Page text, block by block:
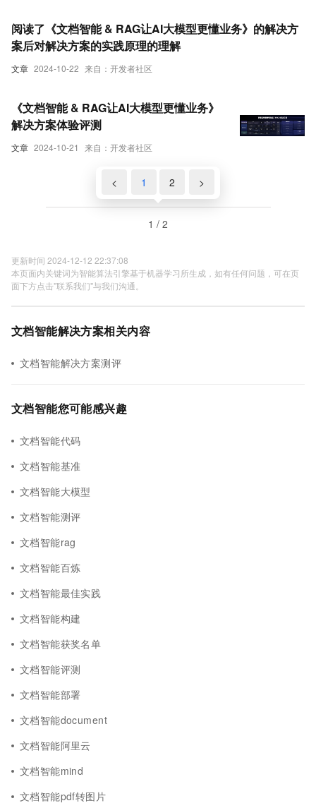
文章 2024-10-22 来自：开发者社区
阅读了《文档智能 & RAG让AI大模型更懂业务》的解决方
案后对解决方案的实践原理的理解
文章 2024-10-21 来自：开发者社区
《文档智能 & RAG让AI大模型更懂业务》
解决方案体验评测
< 1 2 >
1 / 2
更新时间 2024-12-12 22:37:08
本页面内关键词为智能算法引擎基于机器学习所生成，如有任何问题，可在页
面下方点击"联系我们"与我们沟通。
文档智能解决方案相关内容
文档智能解决方案测评
文档智能您可能感兴趣
文档智能代码
文档智能基准
文档智能大模型
文档智能测评
文档智能rag
文档智能百炼
文档智能最佳实践
文档智能构建
文档智能获奖名单
文档智能评测
文档智能部署
文档智能document
文档智能阿里云
文档智能mind
文档智能pdf转图片